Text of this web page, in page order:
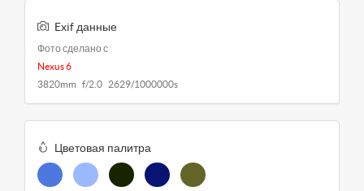
Exif данные
Фото сделано с
Nexus 6
3820mm f/2.0 2629/1000000s
Цветовая палитра